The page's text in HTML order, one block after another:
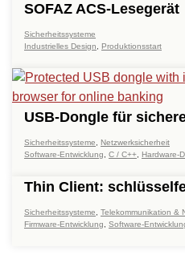
SOFAZ ACS-Lesegerät
Sicherheitssysteme
Industrielles Design
Produktionsstart
USB-Dongle für
Sicherheitssysteme
Netzwerksicherheit
Software-Entwicklung
C / C++ Hardware-
Thin Client:
Sicherheitssysteme
Telekommunikation &
Firmware-Entwicklung
Software-